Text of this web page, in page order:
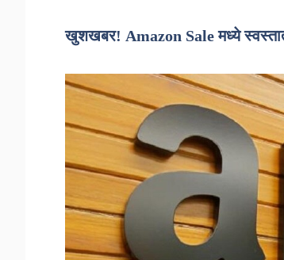
खुशखबर! Amazon Sale मध्ये